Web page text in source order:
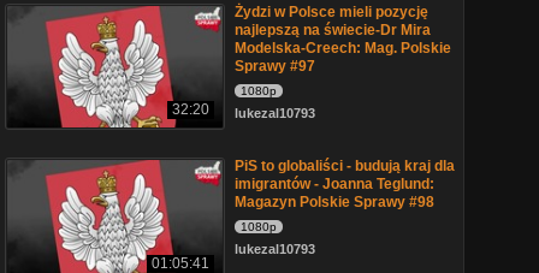
32:20
Żydzi w Polsce mieli pozycję
najlepszą na świecie-Dr Mira
Modelska-Creech: Mag. Polskie
Sprawy #97
1080p
lukezal10793
01:05:41
PiS to globaliści - budują kraj dla
imigrantów - Joanna Teglund:
Magazyn Polskie Sprawy #98
1080p
lukezal10793